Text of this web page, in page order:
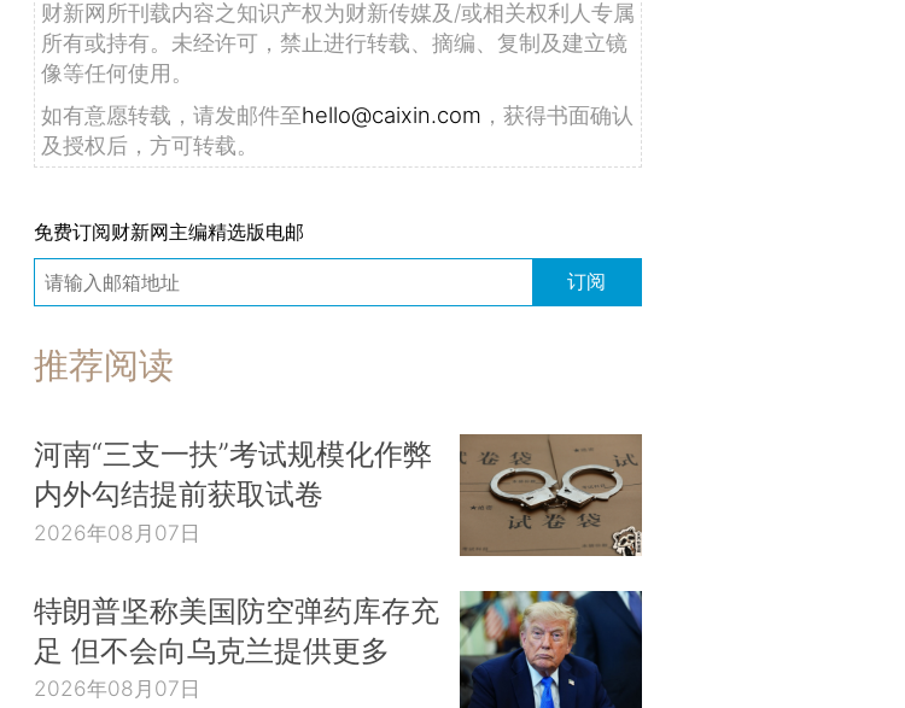
财新网所刊载内容之知识产权为财新传媒及/或相关权利人专属
所有或持有。未经许可，禁止进行转载、摘编、复制及建立镜
像等任何使用。
如有意愿转载，请发邮件至hello@caixin.com ，获得书面确认
及授权后，方可转载。
免费订阅财新网主编精选版电邮
订阅
推荐阅读
河南“三支一扶”考试规模化作弊
内外勾结提前获取试卷
2026年08月07日
特朗普坚称美国防空弹药库存充
足 但不会向乌克兰提供更多
2026年08月07日